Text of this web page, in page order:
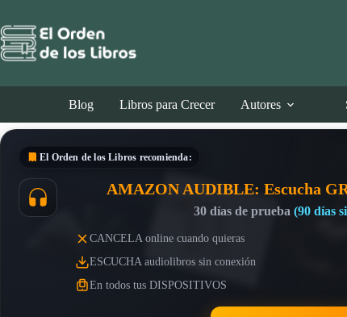
contenido
Blog Libros para Crecer Autores
El Orden de los Libros recomienda:
AMAZON AUDIBLE: Escucha
30 días de prueba (90 días
CANCELA online cuando quieras
ESCUCHA audiolibros sin conexión
En todos tus DISPOSITIVOS